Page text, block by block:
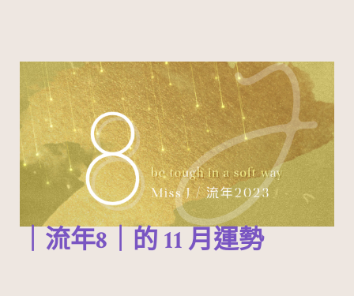
｜流年8｜的 11月運勢